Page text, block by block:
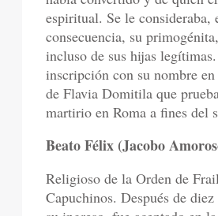
espiritual. Se le consideraba,
consecuencia, su
incluso de sus hijas
inscripción con su nombre
de Flavia Domitila que
martirio en Roma a fines del
Beato Félix (Jacobo
Religioso de la Orden de
Capuchinos. Después de